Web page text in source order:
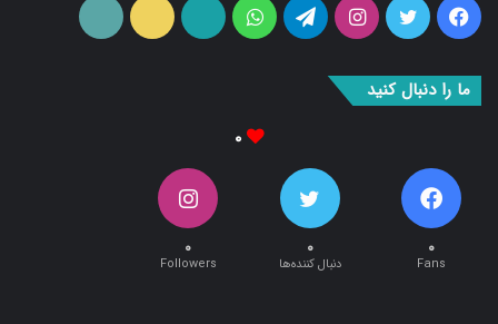
فیس
توییتر اینستاگرامتلگرام واتس
آپارات ایتا
ما را دنبال کنید
۰
۰
Fans
۰
دنبال کننده‌ها
۰
Followers